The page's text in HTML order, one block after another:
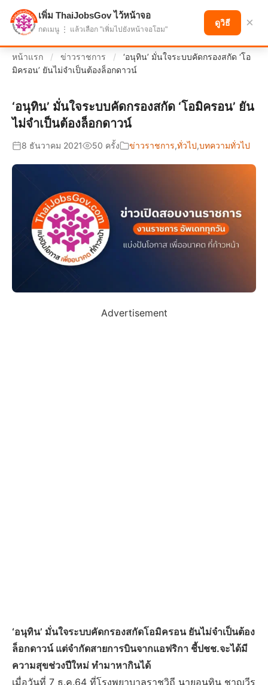
แบ่งปันโอกาส เพื่ออนาคตที่ก้าวหน้า
หน้าแรก / ข่าวราชการ /
‘อนุทิน’ มั่นใจระบบคัดกรองสกัด ‘โอ
มิครอน’ ยันไม่จำเป็นต้องล็อกดาวน์
‘อนุทิน’ มั่นใจระบบคัดกรองสกัด ‘โอมิครอน’ ยัน
ไม่จำเป็นต้องล็อกดาวน์
8 ธันวาคม 2021 50 ครั้ง ข่าวราชการ,ทั่วไป,บทความทั่วไป
Advertisement
‘อนุทิน’ มั่นใจระบบคัดกรองสกัดโอมิครอน ยันไม่จำเป็นต้อง
ล็อกดาวน์ แต่จำกัดสายการบินจากแอฟริกา ชี้ปชช.จะได้มี
ความสุขช่วงปีใหม่ ทำมาหากินได้
เมื่อวันที่ 7 ธ.ค.64 ที่โรงพยาบาลราชวิถี นายอนุทิน ชาญวีร
เพิ่ม ThaiJobsGov ไว้หน้าจอ
กดเมนู ⋮ แล้วเลือก "เพิ่มไปยังหน้าจอโฮม"
ดูวิธี ×